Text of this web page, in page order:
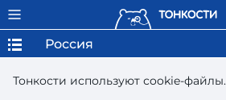
Тонкости используют сookie-файлы.
Россия